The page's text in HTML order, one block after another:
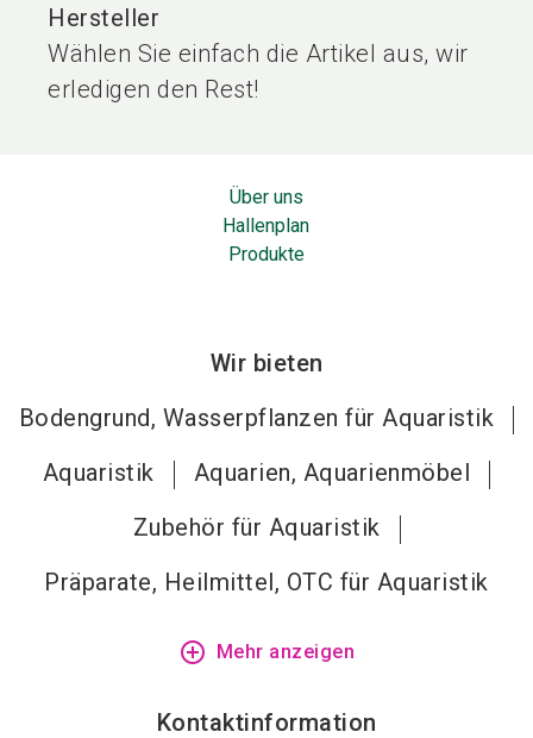
Hersteller
Wählen Sie einfach die Artikel aus, wir
erledigen den Rest!
Über uns
Hallenplan
Produkte
Wir bieten
Bodengrund, Wasserpflanzen für Aquaristik
Aquaristik
Aquarien, Aquarienmöbel
Zubehör für Aquaristik
Präparate, Heilmittel, OTC für Aquaristik
add_circle_outline Mehr anzeigen
Kontaktinformation